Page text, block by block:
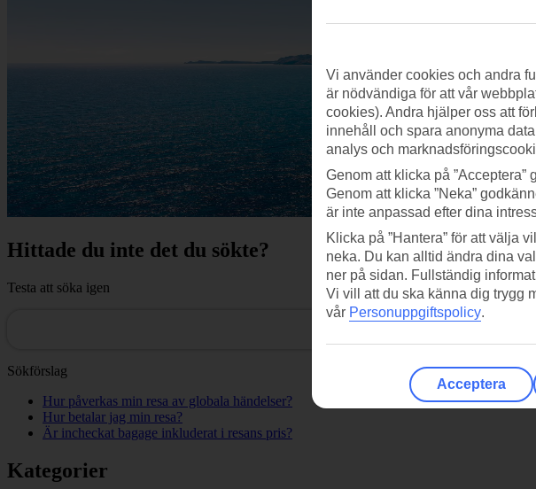
Hittade du inte det du sökte?
Testa att söka igen
Sökförslag
Hur påverkas min resa av globala händelser?
Hur betalar jag min resa?
Är incheckat bagage inkluderat i resans pris?
Kategorier
Vi använder cookies och andra
är nödvändiga för att vår
cookies). Andra hjälper oss att
innehåll och spara anonyma
analys och
Genom att klicka på
Genom att klicka ”Neka”
är inte anpassad efter dina
Klicka på ”Hantera” för att välja
neka. Du kan alltid ändra dina
ner på sidan. Fullständig
Vi vill att du ska känna dig trygg
vår Personuppgiftspolicy.
Acceptera